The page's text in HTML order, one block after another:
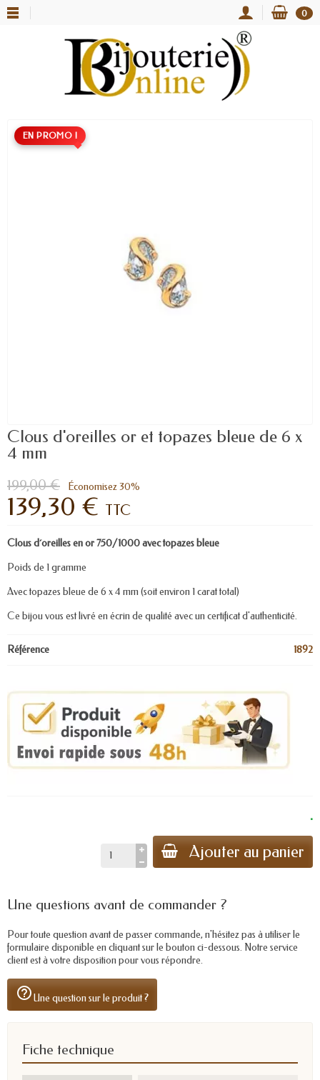
0
EN PROMO !
Clous d'oreilles or et topazes bleue de 6 x
4 mm
199,00 € Économisez 30%
139,30 € TTC
Clous d´oreilles en or 750/1000 avec topazes bleue
Poids de 1 gramme
Avec topazes bleue de 6 x 4 mm (soit environ 1 carat total)
Ce bijou vous est livré en écrin de qualité avec un certificat d'authenticité.
Référence 1892
.
Ajouter au panier
Une questions avant de commander ?
Pour toute question avant de passer commande, n'hésitez pas à utiliser le
formulaire disponible en cliquant sur le bouton ci-dessous. Notre service
client est à votre disposition pour vous répondre.
help_outlineUne question sur le produit ?
Fiche technique